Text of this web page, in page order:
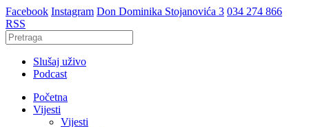
Facebook Instagram Don Dominika Stojanovića 3 034 274 866
RSS
Slušaj uživo
Podcast
Početna
Vijesti
Vijesti